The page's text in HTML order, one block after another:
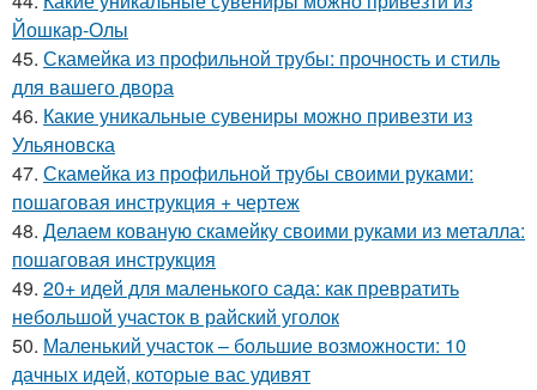
Йошкар-Олы
45. Скамейка из профильной трубы: прочность и стиль
для вашего двора
46. Какие уникальные сувениры можно привезти из
Ульяновска
47. Скамейка из профильной трубы своими руками:
пошаговая инструкция + чертеж
48. Делаем кованую скамейку своими руками из металла:
пошаговая инструкция
49. 20+ идей для маленького сада: как превратить
небольшой участок в райский уголок
50. Маленький участок – большие возможности: 10
дачных идей, которые вас удивят